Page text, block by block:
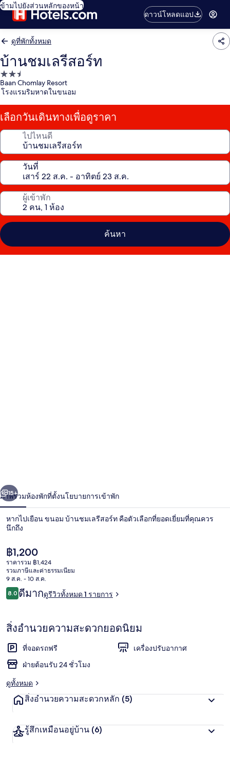
ข้ามไปยังส่วนหลักของหน้า
ดาวน์โหลดแอป
ดูที่พักทั้งหมด
บ้านชมเลรีสอร์ท
ที่พัก
2.5
Baan Chomlay Resort
โรงแรมริมหาดในขนอม
เลือกวันเดินทางเพื่อดูราคา
ไปไหนดี
วันที่
ผู้เข้าพัก
ค้นหา
า
ถัดไป
15+
ภาพรวมห้องพักที่ตั้งนโยบายการเข้าพัก
หากไปเยือน ขนอม บ้านชมเลรีสอร์ท คือตัวเลือกที่ยอดเยี่ยมที่คุณควร
นึกถึง
ราคา
ปัจจุบัน
฿1,200
฿1,200
ราคารวม ฿1,424
รวมภาษีและค่าธรรมเนียม
9 ส.ค. - 10 ส.ค.
รีวิว
8.08.0 จาก 10
ดีมากดูรีวิวทั้งหมด 1 รายการ
สิ่งอำนวยความสะดวกยอดนิยม
ที่จอดรถฟรี
เครื่องปรับอากาศ
ฝ่ายต้อนรับ 24 ชั่วโมง
ดูทั้งหมด
สิ่งอำนวยความสะดวกหลัก (5)
รู้สึกเหมือนอยู่บ้าน (6)